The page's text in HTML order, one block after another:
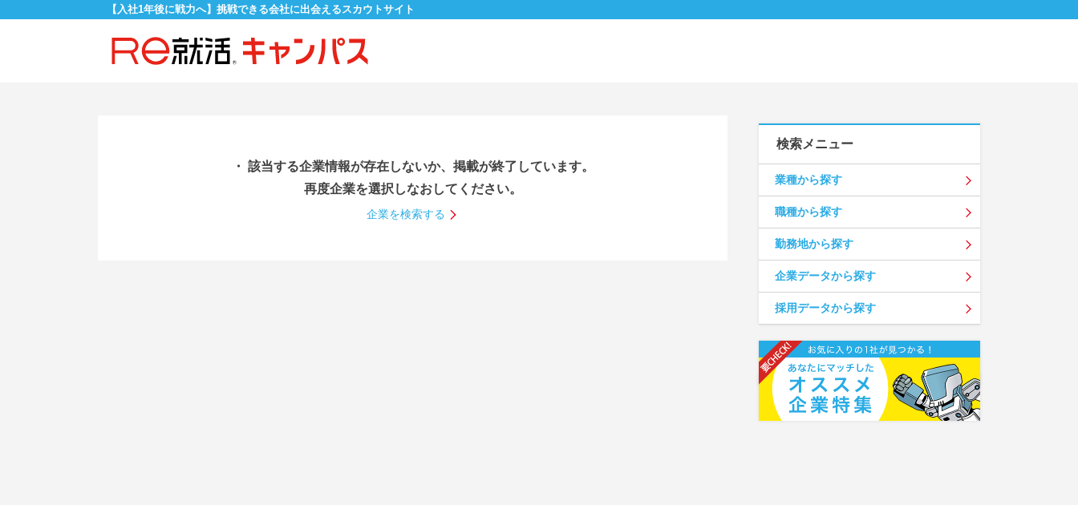
【入社1年後に戦力へ】挑戦できる会社に出会えるスカウトサイト
・ 該当する企業情報が存在しないか、掲載が終了しています。
再度企業を選択しなおしてください。
企業を検索する
検索メニュー
業種から探す
職種から探す
勤務地から探す
企業データから探す
採用データから探す